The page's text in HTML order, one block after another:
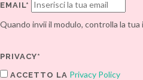
EMAIL*
Quando invii il modulo, controlla la
PRIVACY*
ACCETTO LA Privacy Policy